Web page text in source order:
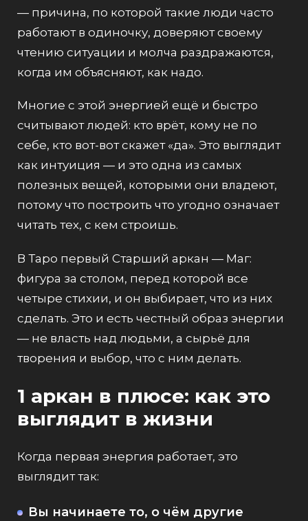
— причина, по которой такие люди часто
работают в одиночку, доверяют своему
чтению ситуации и молча раздражаются,
когда им объясняют, как надо.
Многие с этой энергией ещё и быстро
считывают людей: кто врёт, кому не по
себе, кто вот-вот скажет «да». Это выглядит
как интуиция — и это одна из самых
полезных вещей, которыми они владеют,
потому что построить что угодно означает
читать тех, с кем строишь.
В Таро первый Старший аркан — Маг:
фигура за столом, перед которой все
четыре стихии, и он выбирает, что из них
сделать. Это и есть честный образ энергии
— не власть над людьми, а сырьё для
творения и выбор, что с ним делать.
1 аркан в плюсе: как это
выглядит в жизни
Когда первая энергия работает, это
выглядит так:
Вы начинаете то, о чём другие